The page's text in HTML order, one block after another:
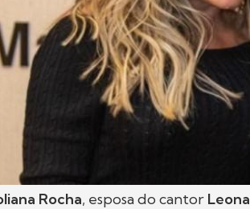
Rocha, esposa do cantor